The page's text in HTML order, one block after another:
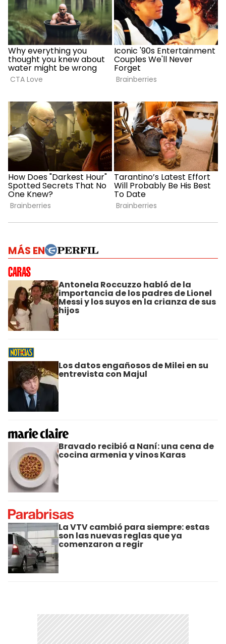
MÁS EN
Antonela Roccuzzo habló de la
importancia de los padres de Lionel
Messi y los suyos en la crianza de sus
hijos
Los datos engañosos de Milei en su
entrevista con Majul
Bravado recibió a Naní: una cena de
cocina armenia y vinos Karas
La VTV cambió para siempre: estas
son las nuevas reglas que ya
comenzaron a regir